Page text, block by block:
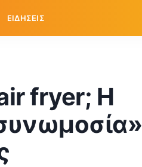
ΕΙΔΗΣΕΙΣ
fryer; Η